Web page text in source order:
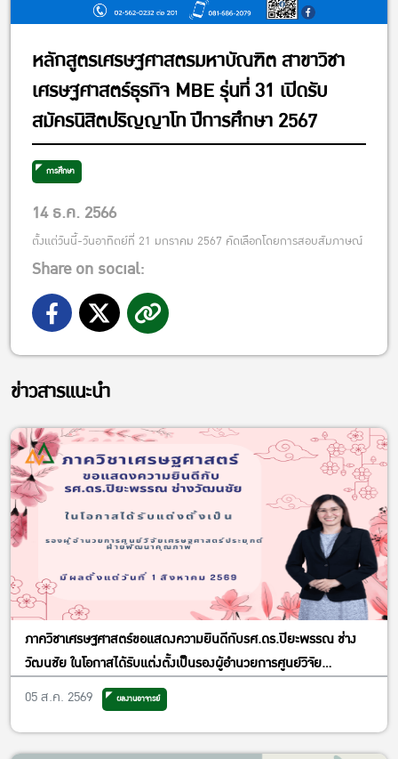
หลักสูตรเศรษฐศาสตรมหาบัณฑิต สาขาวิชา
เศรษฐศาสตร์ธุรกิจ MBE รุ่นที่ 31 เปิดรับ
สมัครนิสิตปริญญาโท ปีการศึกษา 2567
การศึกษา
14 ธ.ค. 2566
ตั้งแต่วันนี้-วันอาทิตย์ที่ 21 มกราคม 2567 คัดเลือกโดยการสอบสัมภาษณ์
Share on social:
ข่าวสารแนะนำ
ภาควิชาเศรษฐศาสตร์ขอแสดงความยินดีกับรศ.ดร.ปิยะพรรณ ช่าง
วัฒนชัย ในโอกาสได้รับแต่งตั้งเป็นรองผู้อำนวยการศูนย์วิจัย
เศรษฐศาสตร์ประยุกต์ ฝ่ายพัฒนาคุณภาพ
05 ส.ค. 2569 ผลงานอาจารย์